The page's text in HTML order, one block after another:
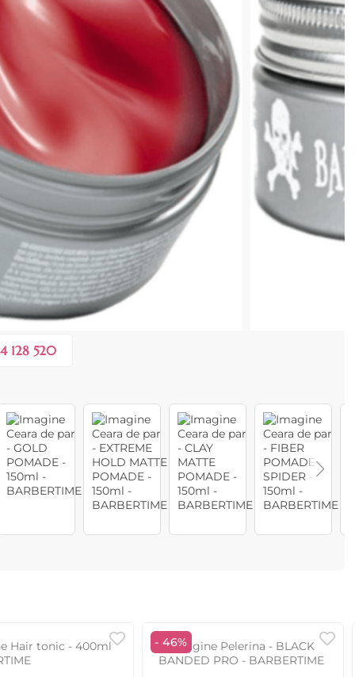
dvs.
valoare de de0,10 lei💸
128 520
- 46%